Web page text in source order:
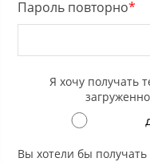
Пароль повторно*
Я хочу получать
Вы хотели бы